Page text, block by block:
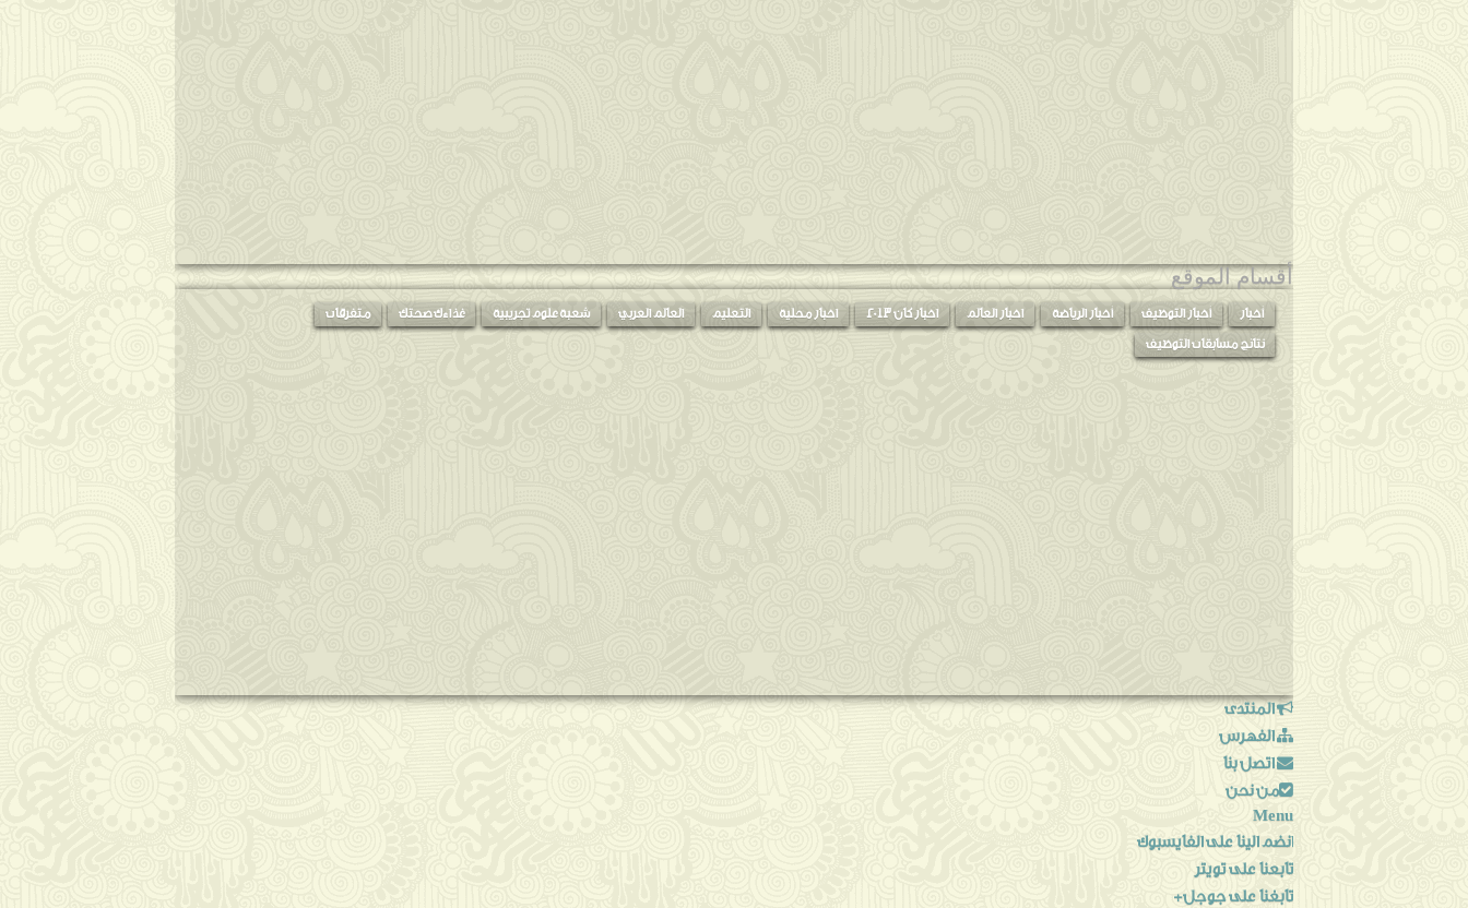
أقسام الموقع
أخبار أخبار التوظيف أخبار الرياضة اخبار العالم اخبار كان 2013 اخبار محلية التعليم العالم العربي شعبة علوم تجريبية غذاءك صحتك
متفرقات
نتائج مسابقات التوظيف
المنتدى
الفهرس
اتصل بنا
من نحن
Menu
انضم الينا على الفايسبوك
تابعنا على تويتر
تابغنا على جوجل+